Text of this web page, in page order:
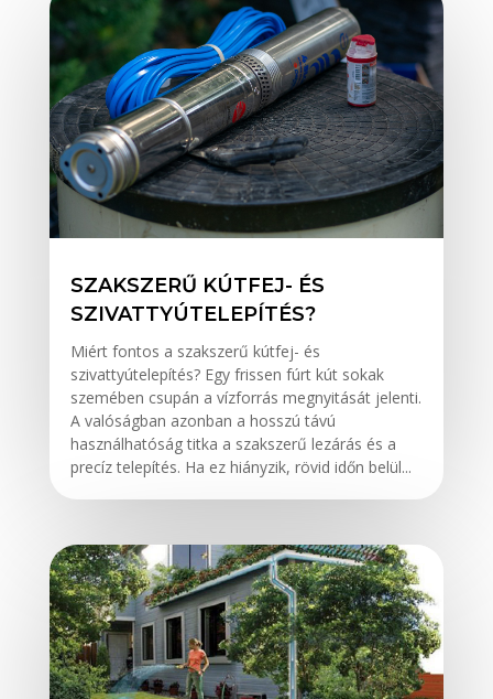
SZAKSZERŰ KÚTFEJ- ÉS
SZIVATTYÚTELEPÍTÉS?
Miért fontos a szakszerű kútfej- és
szivattyútelepítés? Egy frissen fúrt kút sokak
szemében csupán a vízforrás megnyitását jelenti.
A valóságban azonban a hosszú távú
használhatóság titka a szakszerű lezárás és a
precíz telepítés. Ha ez hiányzik, rövid időn belül...